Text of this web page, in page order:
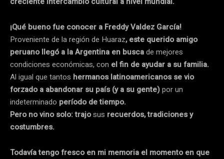
¡Qué bueno fue conocer a Freddy Valdez García!
Proveniente de la región de Huaraz, este querido amigo
peruano llegó a la Argentina en buscade mejores
condiciones económicas, con el fin de ayudar a su familia.
Al igual que tantos hermanos latinoamericanos se vio
forzado a abandonar su país (y a su gente)por un
indeterminado período de tiempo.
Pero no vino solo: trajosus recuerdos, tradiciones y
costumbres.
Todavía tengo fresco en mi memoria el momento en que